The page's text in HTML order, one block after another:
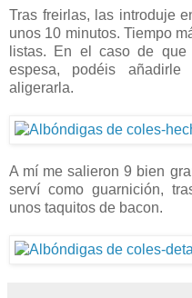
Tras freirlas, las introduje
unos 10 minutos. Tiempo
listas. En el caso de
espesa, podéis
aligerarla.
A mí me salieron 9 bien
serví como guarnición,
unos taquitos de bacon.